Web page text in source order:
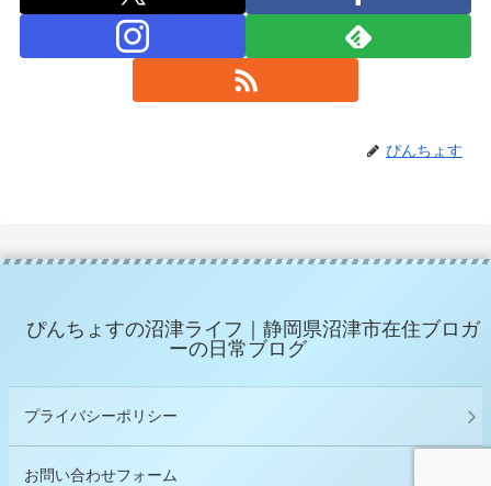
ぴんちょす
ぴんちょすの沼津ライフ｜静岡県沼津市在住ブロガ
ーの日常ブログ
プライバシーポリシー
お問い合わせフォーム